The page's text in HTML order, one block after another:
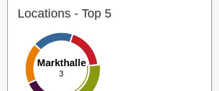
Locations - Top 5
Markthalle
3